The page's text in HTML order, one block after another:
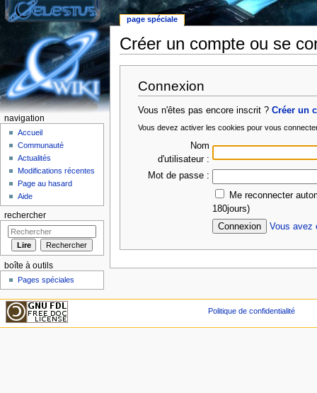
Créer un compte ou se
Connexion
Vous n'êtes pas encore inscrit ?Créer un
Vous devez activer les cookies pour vous
Nom
d'utilisateur :
Mot de passe :
Me reconnecter
180jours)
Vous avez
page spéciale
navigation
Accueil
Communauté
Actualités
Modifications récentes
Page au hasard
Aide
rechercher
boîte à outils
Pages spéciales
Politique de confidentialité